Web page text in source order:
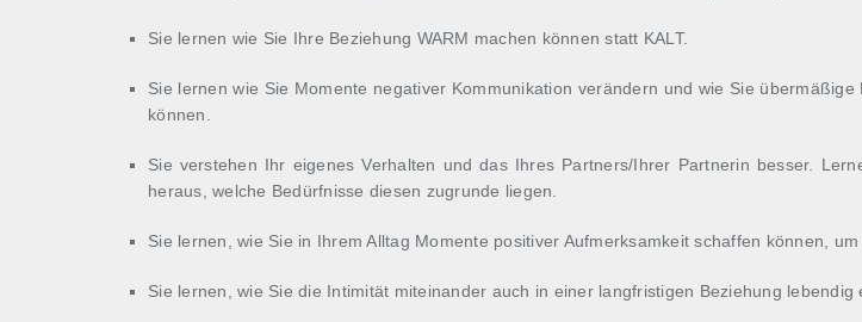
Sie lernen wie Sie Ihre Beziehung WARM machen können statt KALT.
Sie lernen wie Sie Momente negativer Kommunikation verändern und wie Sie
können.
Sie verstehen Ihr eigenes Verhalten und das Ihres Partners/Ihrer Partnerin besser.
heraus, welche Bedürfnisse diesen zugrunde liegen.
Sie lernen, wie Sie in Ihrem Alltag Momente positiver Aufmerksamkeit schaffen können,
Sie lernen, wie Sie die Intimität miteinander auch in einer langfristigen Beziehung lebendig